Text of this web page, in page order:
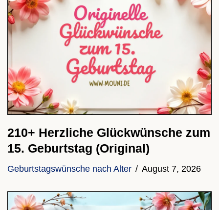
210+ Herzliche Glückwünsche zum
15. Geburtstag (Original)
Geburtstagswünsche nach Alter August 7, 2026